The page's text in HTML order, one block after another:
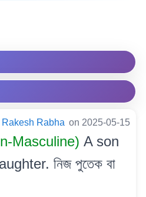
Rakesh Rabha on 2025-05-15
Masculine) A son
নিজ পুতেক বা